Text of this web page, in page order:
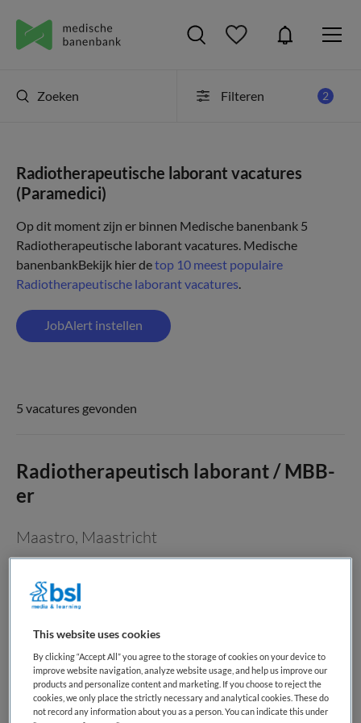
Zoeken Filteren 2
Radiotherapeutische laborant vacatures
(Paramedici)
Op dit moment zijn er binnen Medische banenbank 5
Radiotherapeutische laborant vacatures. Medische
banenbankBekijk hier detop 10 meest populaire
Radiotherapeutische laborant vacatures.
JobAlert instellen
5 vacatures gevonden
Radiotherapeutisch laborant / MBB-
er
Maastro, Maastricht
Niet nader bepaald
Tijdelijk met uitzicht op vast
Radiotherapeutisch laborant – werk met impact én
innovatie! Werken bij Maastro betekent werken aan de
toekomst van oncologische zorg. Als één van de weinige
This website uses cookies
By clicking “Accept All” you agree to the storage of cookies on your device to
improve website navigation, analyze website usage, and help us improve our
products and personalize content and marketing. If you choose to reject the
cookies, we only place the strictly necessary and analytical cookies. These do
not record any information about you as a person. You can indicate this under